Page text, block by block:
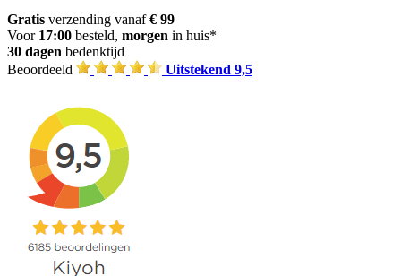
Gratis verzending vanaf€ 99
Voor 17:00 besteld, morgen in huis*
30 dagen bedenktijd
Beoordeeld
Uitstekend 9,5